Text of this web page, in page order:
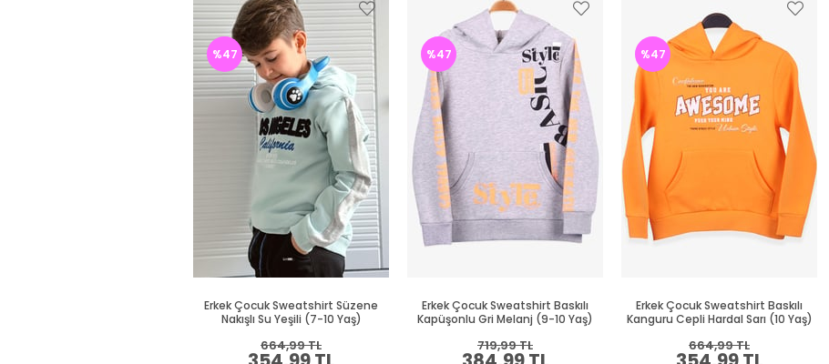
Erkek Çocuk Sweatshirt Süzene
Nakışlı Su Yeşili (7-10 Yaş)
664,99 TL
%47
Erkek Çocuk Sweatshirt Baskılı
Kapüşonlu Gri Melanj (9-10 Yaş)
719,99 TL
%47
Erkek Çocuk Sweatshirt Baskılı
Kanguru Cepli Hardal Sarı (10 Yaş)
664,99 TL
%47